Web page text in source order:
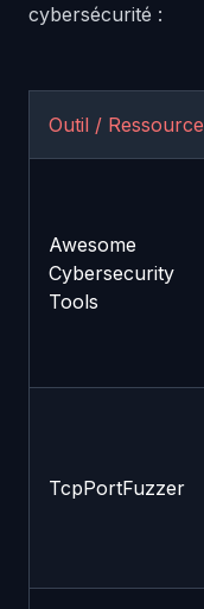
cybersécurité :
Outil / Ressource
Awesome
Cybersecurity
Tools
TcpPortFuzzer